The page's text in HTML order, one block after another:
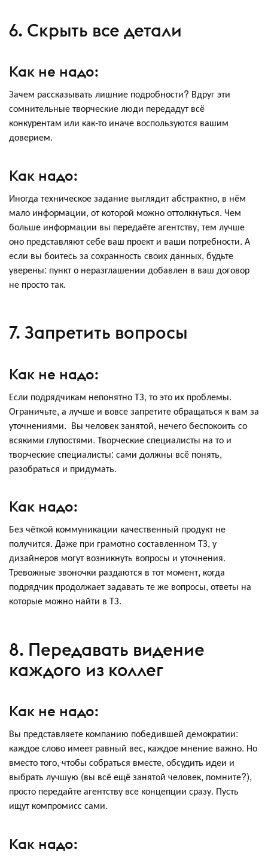
6. Скрыть все детали
Как не надо:
Зачем рассказывать лишние подробности? Вдруг эти
сомнительные творческие люди передадут всё
конкурентам или как-то иначе воспользуются вашим
доверием.
Как надо:
Иногда техническое задание выглядит абстрактно, в нём
мало информации, от которой можно оттолкнуться. Чем
больше информации вы передаёте агентству, тем лучше
оно представляют себе ваш проект и ваши потребности. А
если вы боитесь за сохранность своих данных, будьте
уверены: пункт о неразглашении добавлен в ваш договор
не просто так.
7. Запретить вопросы
Как не надо:
Если подрядчикам непонятно ТЗ, то это их проблемы.
Ограничьте, а лучше и вовсе запретите обращаться к вам за
уточнениями. Вы человек занятой, нечего беспокоить со
всякими глупостями. Творческие специалисты на то и
творческие специалисты: сами должны всё понять,
разобраться и придумать.
Как надо:
Без чёткой коммуникации качественный продукт не
получится. Даже при грамотно составленном ТЗ, у
дизайнеров могут возникнуть вопросы и уточнения.
Тревожные звоночки раздаются в тот момент, когда
подрядчик продолжает задавать те же вопросы, ответы на
которые можно найти в ТЗ.
8. Передавать видение
каждого из коллег
Как не надо:
Вы представляете компанию победившей демократии:
каждое слово имеет равный вес, каждое мнение важно. Но
вместо того, чтобы собраться вместе, обсудить идеи и
выбрать лучшую (вы всё ещё занятой человек, помните?),
просто передайте агентству все концепции сразу. Пусть
ищут компромисс сами.
Как надо: